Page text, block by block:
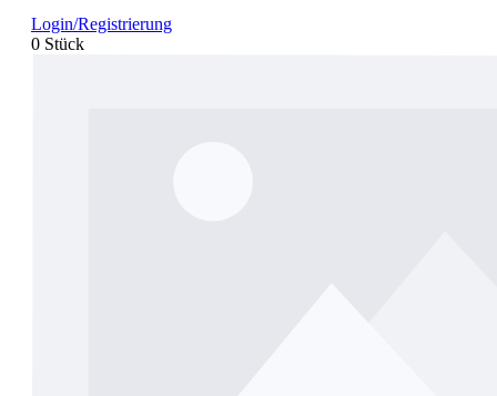
Login/Registrierung
0 Stück